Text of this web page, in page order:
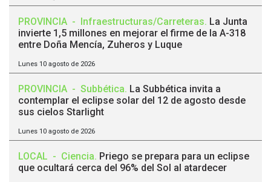
PROVINCIA - Infraestructuras/Carreteras. La Junta
invierte 1,5 millones en mejorar el firme de la A-318
entre Doña Mencía, Zuheros y Luque
Lunes 10 agosto de 2026
PROVINCIA - Subbética. La Subbética invita a
contemplar el eclipse solar del 12 de agosto desde
sus cielos Starlight
Lunes 10 agosto de 2026
LOCAL - Ciencia. Priego se prepara para un eclipse
que ocultará cerca del 96% del Sol al atardecer